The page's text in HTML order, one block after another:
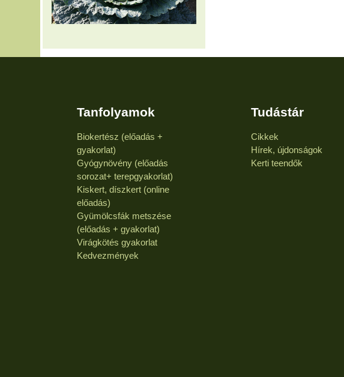
Tanfolyamok
Biokertész (előadás +
gyakorlat)
Gyógynövény (előadás
sorozat+ terepgyakorlat)
Kiskert, díszkert (online
előadás)
Gyümölcsfák metszése
(előadás + gyakorlat)
Virágkötés gyakorlat
Kedvezmények
Tudástár
Cikkek
Hírek, újdonságok
Kerti teendők